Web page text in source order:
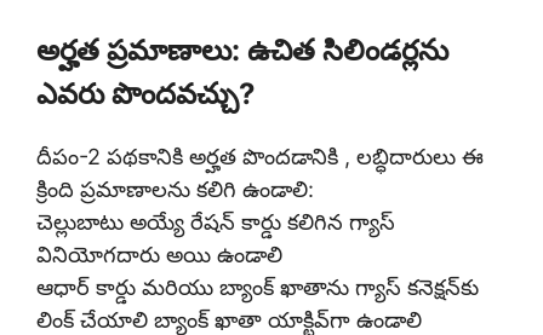
అర్హత ప్రమాణాలు: ఉచిత సిలిండర్లను
ఎవరు పొందవచ్చు?
దీపం-2 పథకానికి అర్హత పొందడానికి , లబ్ధిదారులు ఈ
క్రింది ప్రమాణాలను కలిగి ఉండాలి:
చెల్లుబాటు అయ్యే రేషన్ కార్డు కలిగిన గ్యాస్
వినియోగదారు అయి ఉండాలి
ఆధార్ కార్డు మరియు బ్యాంక్ ఖాతాను గ్యాస్ కనెక్షన్‌కు
లింక్ చేయాలి బ్యాంక్ ఖాతా యాక్టివ్‌గా ఉండాలి